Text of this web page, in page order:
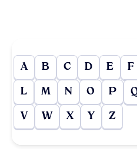
A B C D E F
L M N O P
V W X Y Z